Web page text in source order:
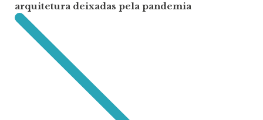
arquitetura deixadas pela pandemia